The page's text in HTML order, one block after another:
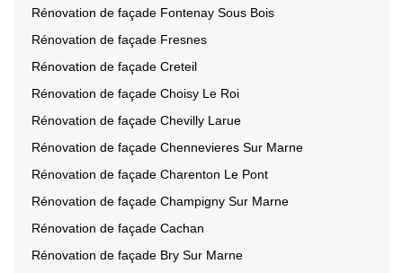
Rénovation de façade Fontenay Sous Bois
Rénovation de façade Fresnes
Rénovation de façade Creteil
Rénovation de façade Choisy Le Roi
Rénovation de façade Chevilly Larue
Rénovation de façade Chennevieres Sur Marne
Rénovation de façade Charenton Le Pont
Rénovation de façade Champigny Sur Marne
Rénovation de façade Cachan
Rénovation de façade Bry Sur Marne